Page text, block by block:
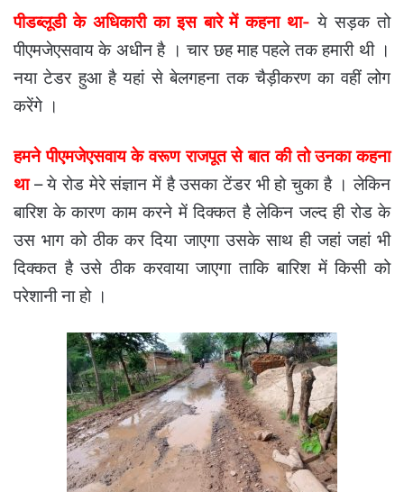
पीडब्लूडी के अधिकारी का इस बारे में कहना था- ये सड़क तो
पीएमजेएसवाय के अधीन है । चार छह माह पहले तक हमारी थी ।
नया टेडर हुआ है यहां से बेलगहना तक चैड़ीकरण का वहीं लोग
करेंगे ।
हमने पीएमजेएसवाय के वरूण राजपूत से बात की तो उनका कहना
था – ये रोड मेरे संज्ञान में है उसका टेंडर भी हो चुका है । लेकिन
बारिश के कारण काम करने में दिक्कत है लेकिन जल्द ही रोड के
उस भाग को ठीक कर दिया जाएगा उसके साथ ही जहां जहां भी
दिक्कत है उसे ठीक करवाया जाएगा ताकि बारिश में किसी को
परेशानी ना हो ।